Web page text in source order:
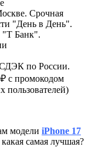
Срочная
"День в День".
"Т Банк".
СДЭК по России.
с промокодом
пользователей)
модели iPhone 17
самая лучшая?